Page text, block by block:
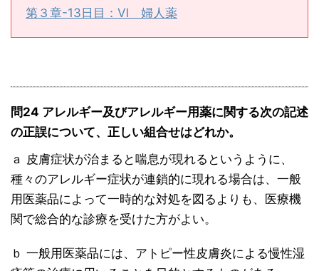
第３章-13日目：Ⅵ 婦人薬
問24 アレルギー及びアレルギー用薬に関する次の記述
の正誤について、正しい組合せはどれか。
ａ 皮膚症状が治まると喘息が現れるというように、
種々のアレルギー症状が連鎖的に現れる場合は、一般
用医薬品によって一時的な対処を図るよりも、医療機
関で総合的な診療を受けた方がよい。
ｂ 一般用医薬品には、アトピー性皮膚炎による慢性湿